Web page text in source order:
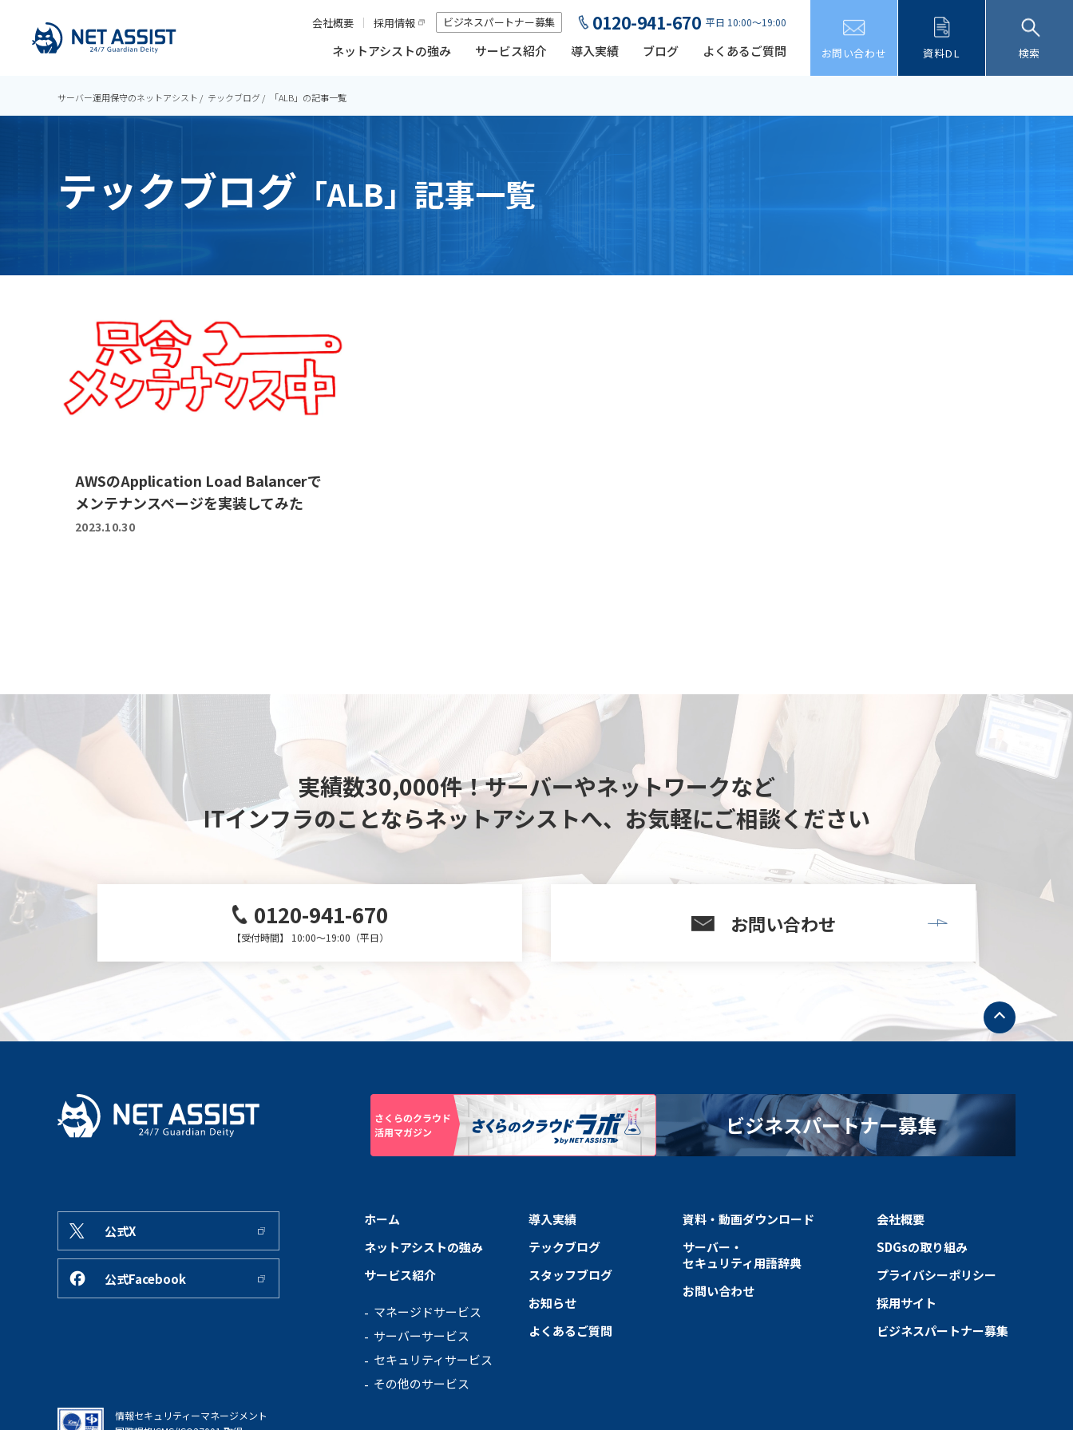
ネットアシストの強み サービス紹介 導入実績 ブログ よくあるご質問
会社概要 採用情報 ビジネスパートナー募集 0120-941-670 平日 10:00～19:00
お問い合わせ 資料DL 検索
サーバー運用保守のネットアシスト テックブログ 「ALB」の記事一覧
テックブログ 「ALB」記事一覧
AWSのApplication Load Balancerで
メンテナンスページを実装してみた
2023.10.30
実績数30,000件！サーバーやネットワークなど
ITインフラのことならネットアシストへ、 お気軽にご相談ください
0120-941-670
【受付時間】 10:00～19:00（平日）
お問い合わせ
ト
ッ
プ
へ
ホーム
ネットアシストの強み
サービス紹介
マネージドサービス
サーバーサービス
セキュリティサービス
その他のサービス
導入実績
テックブログ
スタッフブログ
お知らせ
よくあるご質問
資料・動画ダウンロード
サーバー・
セキュリティ用語辞典
お問い合わせ
会社概要
SDGsの取り組み
プライバシーポリシー
採用サイト
ビジネスパートナー募集
ビジネスパートナー募集
公式X
公式Facebook
情報セキュリティーマネージメント